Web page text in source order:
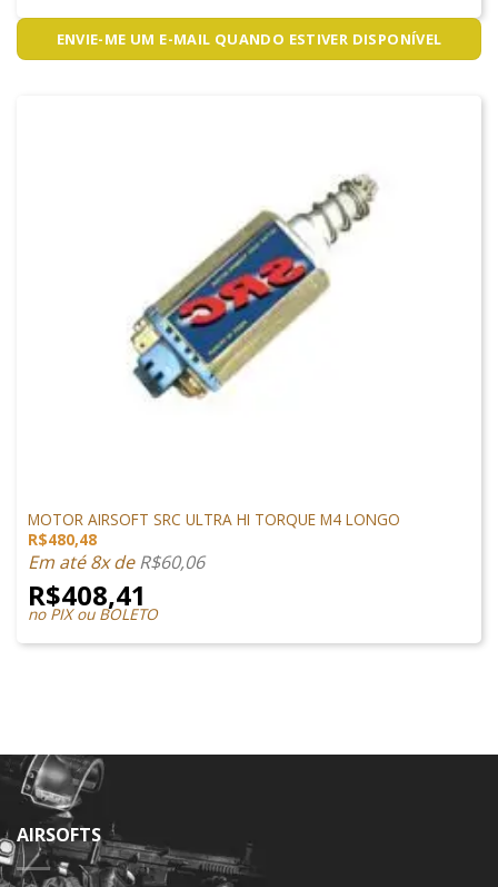
ENVIE-ME UM E-MAIL QUANDO ESTIVER DISPONÍVEL
MOTOR AIRSOFT SRC ULTRA HI TORQUE M4 LONGO
R$480,48
Em até 8x deR$60,06
R$408,41
no PIX ou BOLETO
AIRSOFTS